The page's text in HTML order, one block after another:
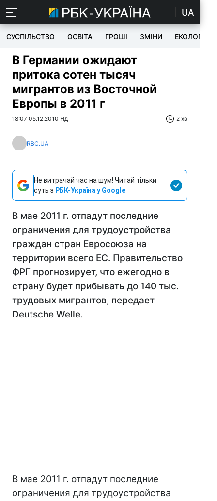
UA
СУСПІЛЬСТВО ОСВІТА ГРОШІ ЗМІНИ ЕКОЛОГІЯ
В Германии ожидают
притока сотен тысяч
мигрантов из Восточной
Европы в 2011 г
18:07 05.12.2010 Нд 2 хв
RBC.UA
Не витрачай час на шум! Читай тільки
суть з РБК-Україна у Google
В мае 2011 г. отпадут последние
ограничения для трудоустройства
граждан стран Евросоюза на
территории всего ЕС. Правительство
ФРГ прогнозирует, что ежегодно в
страну будет прибывать до 140 тыс.
трудовых мигрантов, передает
Deutsche Welle.
В мае 2011 г. отпадут последние
ограничения для трудоустройства